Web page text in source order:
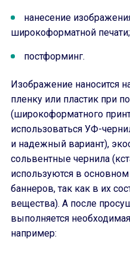
нанесение
широкоформатной печати;
постформинг.
Изображение наносится
пленку или пластик при
(широкоформатного
использоваться УФ-
и надежный вариант),
сольвентные чернила
используются в
баннеров, так как в их
вещества). А после
выполняется
например: